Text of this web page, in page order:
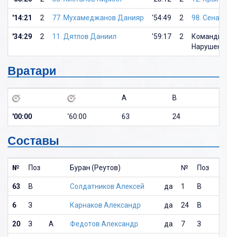
'14:21 2 77. Мухамеджанов Данияр '54:49 2 98.
'34:29 2 11. Дятлов Даниил '59:17 2
Вратари
A B
'00:00 '60:00 63 24
Составы
№ Поз Буран (Реутов) № Поз
63 В Солдатников Алексей да 1 В
6 З Карнаков Александр да 24 В
20 З А Федотов Александр да 7 З